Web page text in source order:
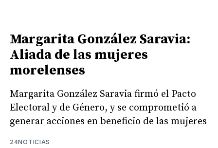
Margarita González Saravia:
Aliada de las mujeres
morelenses
Margarita González Saravia firmó el Pacto
Electoral y de Género, y se comprometió a
generar acciones en beneficio de las mujeres
24NOTICIAS